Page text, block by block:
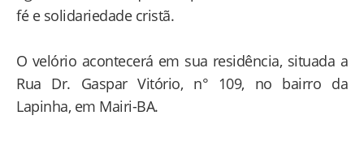
fé e solidariedade cristã.
O velório acontecerá em sua residência, situada a
Rua Dr. Gaspar Vitório, n° 109, no bairro da
Lapinha, em Mairi-BA.